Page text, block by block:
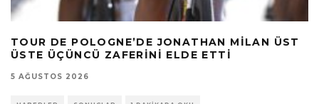
TOUR DE POLOGNE’DE JONATHAN MILAN ÜST
ÜSTE ÜÇÜNCÜ ZAFERINI ELDE ETTI
5 AĞUSTOS 2026